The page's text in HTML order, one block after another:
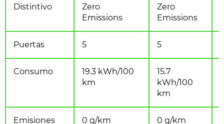
Distintivo
Zero
Emissions
Zero
Emissions
Puertas 5 5
Consumo
19.3 kWh/100
km
15.7
kWh/100
km
Emisiones 0 g/km 0 g/km